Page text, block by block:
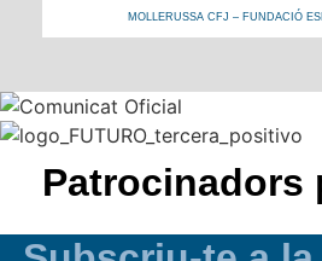
MOLLERUSSA CFJ – FUNDACIÓ
Patrocinadors